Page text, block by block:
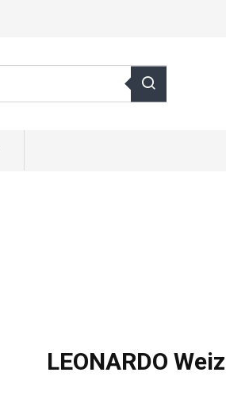
LEONARDO